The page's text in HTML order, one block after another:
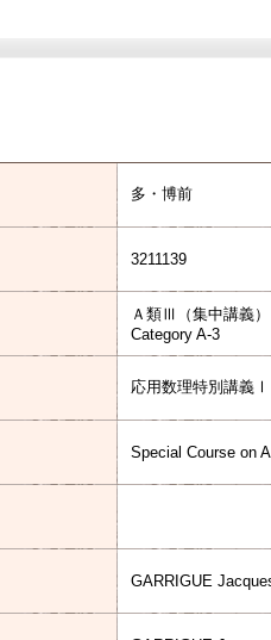
多・博前
3211139
Ａ類Ⅲ（集中講義）
Category A-3
応用数理特別講義Ⅰ
Special Course on
GARRIGUE